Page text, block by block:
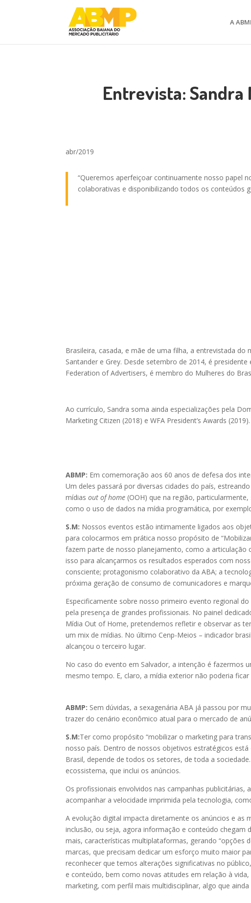
A
Entrevista: Sandra
abr/2019
“Queremos aperfeiçoar continuamente nosso papel
colaborativas e disponibilizando todos os conteúdos
Brasileira, casada, e mãe de uma filha, a entrevistada
Santander e Grey. Desde setembro de 2014, é
Federation of Advertisers, é membro do Mulheres do
Ao currículo, Sandra soma ainda especializações pela
Marketing Citizen (2018) e WFA President’s Awards (2019).
ABMP: Em comemoração aos 60 anos de defesa dos
Um deles passará por diversas cidades do país,
mídiasout of home (OOH) que na região,
como o uso de dados na mídia programática, por
S.M: Nossos eventos estão intimamente ligados aos
para colocarmos em prática nosso propósito de
fazem parte de nosso planejamento, como a
isso para alcançarmos os resultados esperados com
consciente; protagonismo colaborativo da ABA; a
próxima geração de consumo de comunicadores e
Especificamente sobre nosso primeiro evento regional
pela presença de grandes profissionais. No painel
Mídia Out of Home, pretendemos refletir e observar as
um mix de mídias. No último Cenp-Meios – indicador
alcançou o terceiro lugar.
No caso do evento em Salvador, a intenção é fazermos
mesmo tempo. E, claro, a mídia exterior não poderia
ABMP: Sem dúvidas, a sexagenária ABA já passou por
trazer do cenário econômico atual para o mercado de
S.M:Ter como propósito “mobilizar o marketing para
nosso país. Dentro de nossos objetivos estratégicos
Brasil, depende de todos os setores, de toda a
ecossistema, que inclui os anúncios.
Os profissionais envolvidos nas campanhas
acompanhar a velocidade imprimida pela tecnologia,
A evolução digital impacta diretamente os anúncios e as
inclusão, ou seja, agora informação e conteúdo chegam
mais, características multiplataformas, gerando “opções
marcas, que precisam dedicar um esforço muito maior
reconhecer que temos alterações significativas no
e conteúdo, bem como novas atitudes em relação à
marketing, com perfil mais multidisciplinar, algo que